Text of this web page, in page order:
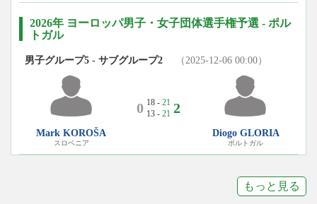
2026年 ヨーロッパ男子・女子団体選手権予選 - ポル
トガル
男子グループ5 - サブグループ2 （2025-12-06 00:00）
Mark KOROŠA
スロベニア
0 18 - 21
13 - 21 2
Diogo GLORIA
ポルトガル
もっと見る